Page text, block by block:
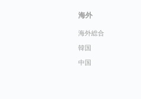
海外
海外総合
韓国
中国